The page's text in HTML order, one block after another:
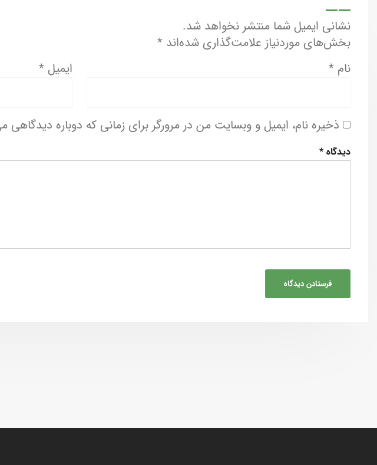
نشانی ایمیل شما منتشر نخواهد شد.
بخش‌های موردنیاز علامت‌گذاری شده‌اند *
نام * ایمیل *
ذخیره نام، ایمیل و وبسایت من در مرورگر برای زمانی که دوباره دیدگاهی
دیدگاه*